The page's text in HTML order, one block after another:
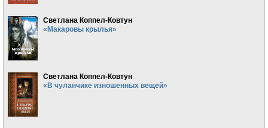
Светлана Коппел-Ковтун
«Макаровы крылья»
Светлана Коппел-Ковтун
«В чуланчике изношенных вещей»